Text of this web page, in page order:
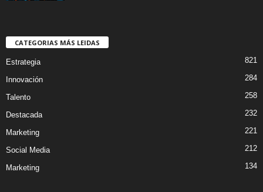
CATEGORIAS MÁS LEIDAS
Estrategia 821
Innovación 284
Talento 258
Destacada 232
Marketing 221
Social Media 212
Marketing 134